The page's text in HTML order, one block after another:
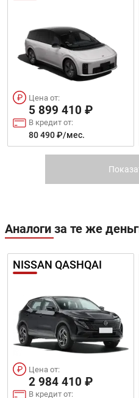
Цена от:
5 899 410 ₽
В кредит от:
80 490 ₽/мес.
Цена от:
В кредит от:
143 116 ₽/мес.
L9
Аналоги за те же
NISSAN QASHQAI
Цена от:
2 984 410 ₽
В кредит от: